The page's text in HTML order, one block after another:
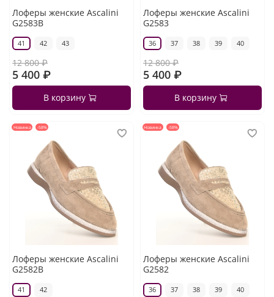
Лоферы женские Ascalini
G2583B
41 42 43
12 800 ₽
5 400 ₽
В корзину
Лоферы женские Ascalini
G2583
36 37 38 39 40
12 800 ₽
5 400 ₽
В корзину
Новинка -58%
Лоферы женские Ascalini
G2582B
41 42
Новинка -58%
Лоферы женские Ascalini
G2582
36 37 38 39 40